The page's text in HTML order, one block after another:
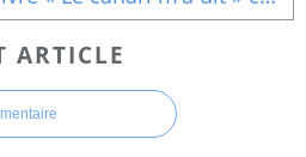
ARTICLE